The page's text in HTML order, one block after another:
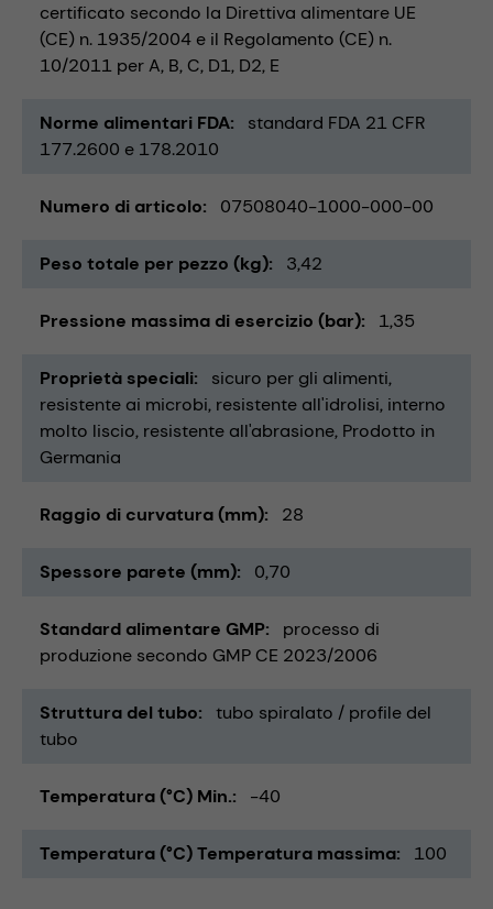
certificato secondo la Direttiva alimentare UE
(CE) n. 1935/2004 e il Regolamento (CE) n.
10/2011 per A, B, C, D1, D2, E
Norme alimentari FDA
standard FDA 21 CFR
177.2600 e 178.2010
Numero di articolo 07508040-1000-000-00
Peso totale per pezzo (kg) 3,42
Pressione massima di esercizio (bar) 1,35
Proprietà speciali
sicuro per gli alimenti
resistente ai microbi resistente all'idrolisi interno
molto liscio resistente all'abrasione Prodotto in
Germania
Raggio di curvatura (mm) 28
Spessore parete (mm) 0,70
Standard alimentare GMP
processo di
produzione secondo GMP CE 2023/2006
Struttura del tubo
tubo spiralato / profile del
tubo
Temperatura (°C) Min. -40
Temperatura (°C) Temperatura massima 100